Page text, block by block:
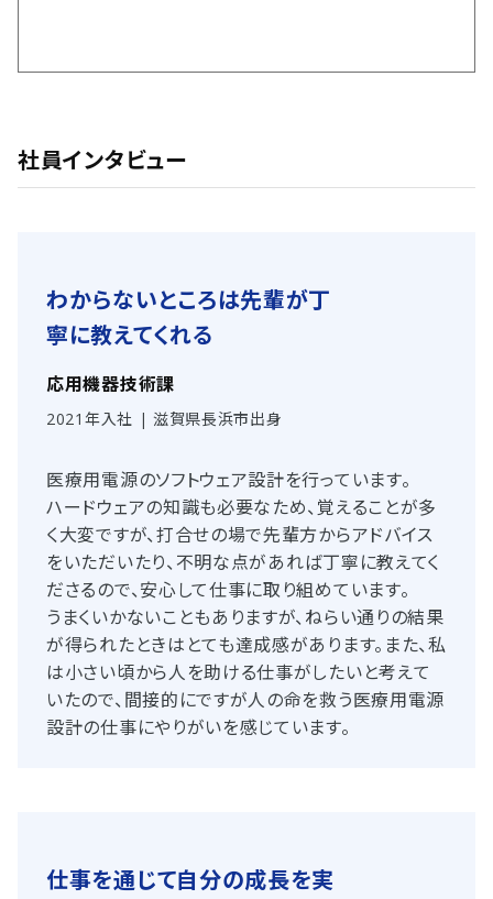
社員インタビュー
わからないところは先輩が丁
寧に教えてくれる
応用機器技術課
2021年入社 | 滋賀県長浜市出身
医療用電源のソフトウェア設計を行っています。
ハードウェアの知識も必要なため、覚えることが多
く大変ですが、打合せの場で先輩方からアドバイス
をいただいたり、不明な点があれば丁寧に教えてく
ださるので、安心して仕事に取り組めています。
うまくいかないこともありますが、ねらい通りの結果
が得られたときはとても達成感があります。また、私
は小さい頃から人を助ける仕事がしたいと考えて
いたので、間接的にですが人の命を救う医療用電源
設計の仕事にやりがいを感じています。
仕事を通じて自分の成長を実